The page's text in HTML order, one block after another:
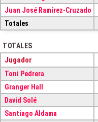
Juan José Ramírez-Cruzado
Totales
TOTALES
Jugador
Toni Pedrera
Granger Hall
David Solé
Santiago Aldama